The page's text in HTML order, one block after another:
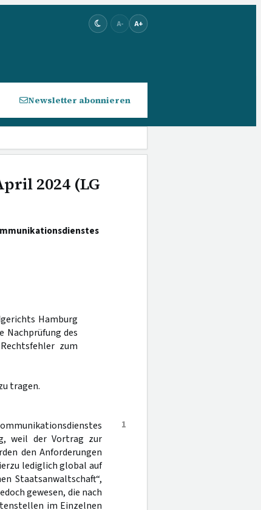
A- A+
Newsletter abonnieren
2024 (LG
Hamburg
Nachprüfung des
zum
tragen.
1
weil der Vortrag zur
den Anforderungen
lediglich global auf
Staatsanwaltschaft“,
gewesen, die nach
im Einzelnen